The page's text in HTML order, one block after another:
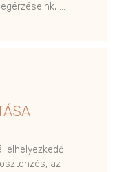
…
elhelyezkedő
az